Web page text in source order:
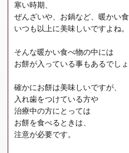
寒い時期、
ぜんざいや、お鍋など、暖かい
いつも以上に美味しいですよね。
そんな暖かい食べ物の中には
お餅が入っている事もあるでしょ
確かにお餅は美味しいですが、
入れ歯をつけている方や
治療中の方にとっては
お餅を食べるときは、
注意が必要です。